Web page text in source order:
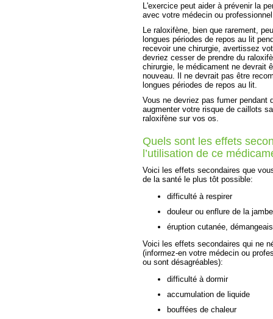
L'exercice peut aider à prévenir la
avec votre médecin ou
Le raloxifène, bien que rarement,
longues périodes de repos au lit
recevoir une chirurgie, avertissez
devriez cesser de prendre du
chirurgie, le médicament ne devrait
nouveau. Il ne devrait pas être
longues périodes de repos au lit.
Vous ne devriez pas fumer pendant
augmenter votre risque de caillots
raloxifène sur vos os.
Quels sont les effets
l’utilisation de ce
Voici les effets secondaires que
de la santé le plus tôt possible:
difficulté à respirer
douleur ou enflure de la jambe
éruption cutanée,
Voici les effets secondaires qui ne
(informez-en votre médecin ou
ou sont désagréables):
difficulté à dormir
accumulation de liquide
bouffées de chaleur